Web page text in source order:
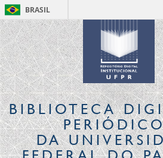
BRASIL
BIBLIOTECA
DA